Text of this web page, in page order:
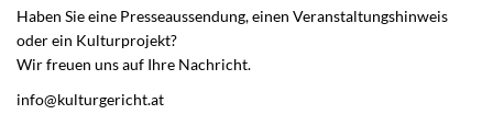
Haben Sie eine Presseaussendung, einen Veranstaltungshinweis
oder ein Kulturprojekt?
Wir freuen uns auf Ihre Nachricht.
info@kulturgericht.at